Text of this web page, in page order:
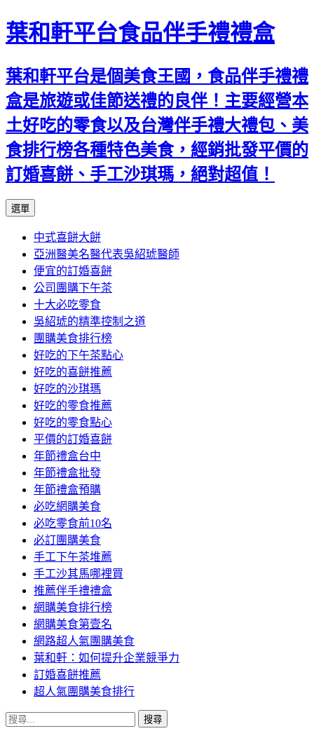
葉和軒平台食品伴手禮禮盒
葉和軒平台是個美食王國，食品伴手禮禮
盒是旅遊或佳節送禮的良伴！主要經營本
土好吃的零食以及台灣伴手禮大禮包、美
食排行榜各種特色美食，經銷批發平價的
訂婚喜餅、手工沙琪瑪，絕對超值！
選單
內
容
中式喜餅大餅
亞洲醫美名醫代表吳紹琥醫師
便宜的訂婚喜餅
公司團購下午茶
十大必吃零食
吳紹琥的精準控制之道
團購美食排行榜
好吃的下午茶點心
好吃的喜餅推薦
好吃的沙琪瑪
好吃的零食推薦
好吃的零食點心
平價的訂婚喜餅
年節禮盒台中
年節禮盒批發
年節禮盒預購
必吃網購美食
必吃零食前10名
必訂團購美食
手工下午茶堆薦
手工沙其馬哪裡買
推薦伴手禮禮盒
網購美食排行榜
網購美食第壹名
網路超人氣團購美食
葉和軒：如何提升企業競爭力
訂婚喜餅推薦
超人氣團購美食排行
搜